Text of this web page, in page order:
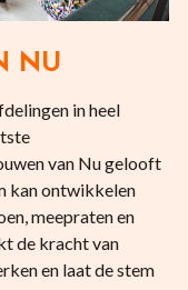
NU
in heel
van Nu gelooft
kan ontwikkelen
meepraten en
de kracht van
en laat de stem